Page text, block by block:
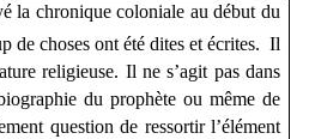
la chronique coloniale au début du
de choses ont été dites et écrites. Il
religieuse. Il ne s’agit pas dans
du prophète ou même de
question de ressortir l’élément